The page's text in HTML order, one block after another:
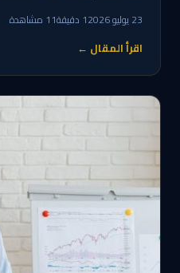
23 يوليو 2026 1 دقيقة 11 مشاهدة
اقرأ المقال ←